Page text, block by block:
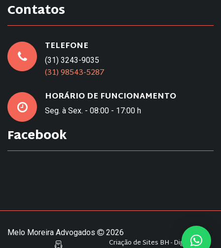
Contatos
TELEFONE
(31) 3243-9035
(31) 98543-5287
HORÁRIO DE FUNCIONAMENTO
Seg. à Sex. - 08:00 - 17:00 h
Facebook
Melo Moreira Advogados 2026
Criação de Sites BH - Digital Pixel